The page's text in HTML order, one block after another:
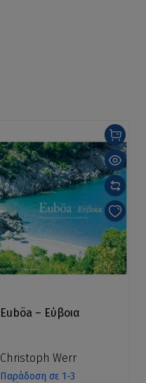
Euböa – Εύβοια
Christoph Werr
Παράδοση σε 1-3